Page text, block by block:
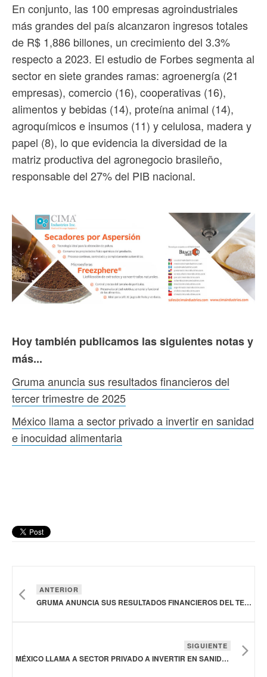
En conjunto, las 100 empresas agroindustriales
más grandes del país alcanzaron ingresos totales
de R$ 1,886 billones, un crecimiento del 3.3%
respecto a 2023. El estudio de Forbes segmenta al
sector en siete grandes ramas: agroenergía (21
empresas), comercio (16), cooperativas (16),
alimentos y bebidas (14), proteína animal (14),
agroquímicos e insumos (11) y celulosa, madera y
papel (8), lo que evidencia la diversidad de la
matriz productiva del agronegocio brasileño,
responsable del 27% del PIB nacional.
Hoy también publicamos las siguientes notas y
más...
Gruma anuncia sus resultados financieros del
tercer trimestre de 2025
México llama a sector privado a invertir en sanidad
e inocuidad alimentaria
ANTERIOR
GRUMA ANUNCIA SUS RESULTADOS FINANCIEROS DEL TERCER TRIMESTRE DE 2025
SIGUIENTE
MÉXICO LLAMA A SECTOR PRIVADO A INVERTIR EN SANIDAD E INOCUIDAD ALIMENTARIA